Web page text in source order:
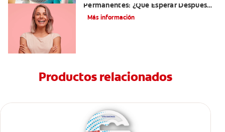
Permanentes: ¿Qué Esperar Después
De Retirarlos?
Más información
Productos relacionados